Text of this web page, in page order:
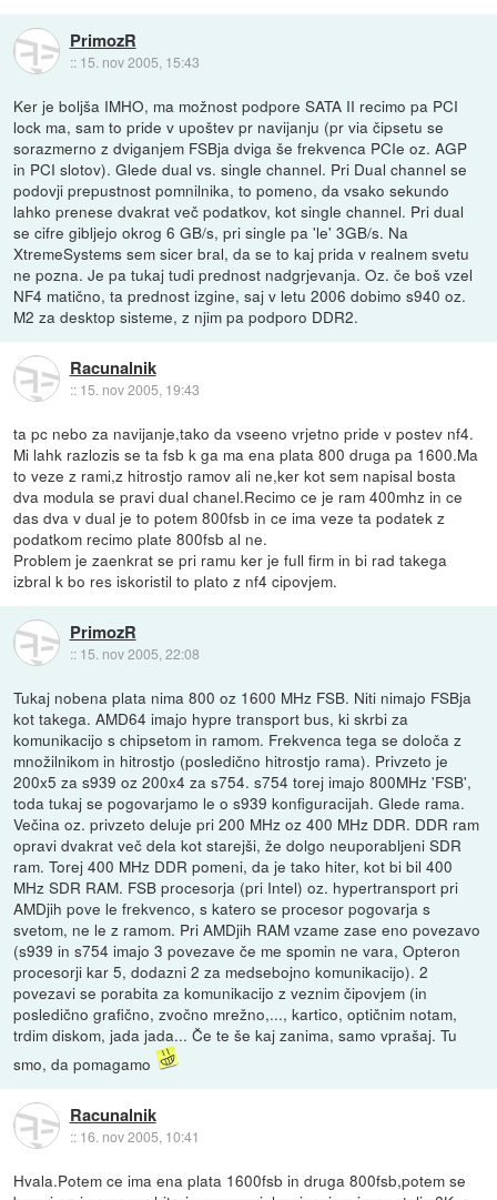
PrimozR
:: 15. nov 2005, 15:43
Ker je boljša IMHO, ma možnost podpore SATA II recimo pa PCI
lock ma, sam to pride v upoštev pr navijanju (pr via čipsetu se
sorazmerno z dviganjem FSBja dviga še frekvenca PCIe oz. AGP
in PCI slotov). Glede dual vs. single channel. Pri Dual channel se
podovji prepustnost pomnilnika, to pomeno, da vsako sekundo
lahko prenese dvakrat več podatkov, kot single channel. Pri dual
se cifre gibljejo okrog 6 GB/s, pri single pa 'le' 3GB/s. Na
XtremeSystems sem sicer bral, da se to kaj prida v realnem svetu
ne pozna. Je pa tukaj tudi prednost nadgrjevanja. Oz. če boš vzel
NF4 matično, ta prednost izgine, saj v letu 2006 dobimo s940 oz.
M2 za desktop sisteme, z njim pa podporo DDR2.
Racunalnik
:: 15. nov 2005, 19:43
ta pc nebo za navijanje,tako da vseeno vrjetno pride v postev nf4.
Mi lahk razlozis se ta fsb k ga ma ena plata 800 druga pa 1600.Ma
to veze z rami,z hitrostjo ramov ali ne,ker kot sem napisal bosta
dva modula se pravi dual chanel.Recimo ce je ram 400mhz in ce
das dva v dual je to potem 800fsb in ce ima veze ta podatek z
podatkom recimo plate 800fsb al ne.
Problem je zaenkrat se pri ramu ker je full firm in bi rad takega
izbral k bo res iskoristil to plato z nf4 cipovjem.
PrimozR
:: 15. nov 2005, 22:08
Tukaj nobena plata nima 800 oz 1600 MHz FSB. Niti nimajo FSBja
kot takega. AMD64 imajo hypre transport bus, ki skrbi za
komunikacijo s chipsetom in ramom. Frekvenca tega se določa z
množilnikom in hitrostjo (posledično hitrostjo rama). Privzeto je
200x5 za s939 oz 200x4 za s754. s754 torej imajo 800MHz 'FSB',
toda tukaj se pogovarjamo le o s939 konfiguracijah. Glede rama.
Večina oz. privzeto deluje pri 200 MHz oz 400 MHz DDR. DDR ram
opravi dvakrat več dela kot starejši, že dolgo neuporabljeni SDR
ram. Torej 400 MHz DDR pomeni, da je tako hiter, kot bi bil 400
MHz SDR RAM. FSB procesorja (pri Intel) oz. hypertransport pri
AMDjih pove le frekvenco, s katero se procesor pogovarja s
svetom, ne le z ramom. Pri AMDjih RAM vzame zase eno povezavo
(s939 in s754 imajo 3 povezave če me spomin ne vara, Opteron
procesorji kar 5, dodazni 2 za medsebojno komunikacijo). 2
povezavi se porabita za komunikacijo z veznim čipovjem (in
posledično grafično, zvočno mrežno,..., kartico, optičnim notam,
trdim diskom, jada jada... Če te še kaj zanima, samo vprašaj. Tu
smo, da pomagamo
Racunalnik
:: 16. nov 2005, 10:41
Hvala.Potem ce ima ena plata 1600fsb in druga 800fsb,potem se